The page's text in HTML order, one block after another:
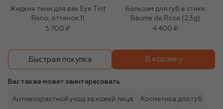
Жидкие тени для век Eye Tint
Reno, оттенок 11
5 700 ₽
Бальзам для губ в стике
Baume de Rose (2,3g)
4 400 ₽
Быстрая покупка В корзину
Вас также может заинтересовать
Антивозрастной уход за кожей лица Косметика для губ